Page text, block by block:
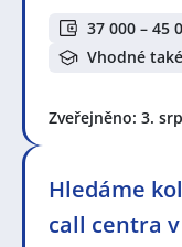
37 000 – 45
Vhodné
Zveřejněno: 3.
Hledáme
call centra v